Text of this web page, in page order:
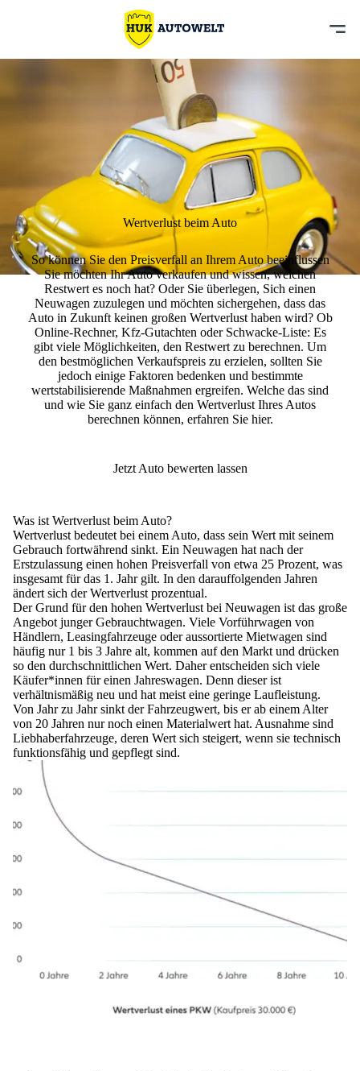
Wertverlust beim Auto
So können Sie den Preisverfall an Ihrem Auto beeinflussen
Sie möchten Ihr Auto verkaufen und wissen, welchen
Restwert es noch hat? Oder Sie überlegen, Sich einen
Neuwagen zuzulegen und möchten sichergehen, dass das
Auto in Zukunft keinen großen Wertverlust haben wird? Ob
Online-Rechner, Kfz-Gutachten oder Schwacke-Liste: Es
gibt viele Möglichkeiten, den Restwert zu berechnen. Um
den bestmöglichen Verkaufspreis zu erzielen, sollten Sie
jedoch einige Faktoren bedenken und bestimmte
wertstabilisierende Maßnahmen ergreifen. Welche das sind
und wie Sie ganz einfach den Wertverlust Ihres Autos
berechnen können, erfahren Sie hier.
Jetzt Auto bewerten lassen
Was ist Wertverlust beim Auto?
Wertverlust bedeutet bei einem Auto, dass sein Wert mit seinem
Gebrauch fortwährend sinkt. Ein Neuwagen hat nach der
Erstzulassung einen hohen Preisverfall von etwa 25 Prozent, was
insgesamt für das 1. Jahr gilt. In den darauffolgenden Jahren
ändert sich der Wertverlust prozentual.
Der Grund für den hohen Wertverlust bei Neuwagen ist das große
Angebot junger Gebrauchtwagen. Viele Vorführwagen von
Händlern, Leasingfahrzeuge oder aussortierte Mietwagen sind
häufig nur 1 bis 3 Jahre alt, kommen auf den Markt und drücken
so den durchschnittlichen Wert. Daher entscheiden sich viele
Käufer*innen für einen Jahreswagen. Denn dieser ist
verhältnismäßig neu und hat meist eine geringe Laufleistung.
Von Jahr zu Jahr sinkt der Fahrzeugwert, bis er ab einem Alter
von 20 Jahren nur noch einen Materialwert hat. Ausnahme sind
Liebhaberfahrzeuge, deren Wert sich steigert, wenn sie technisch
funktionsfähig und gepflegt sind.